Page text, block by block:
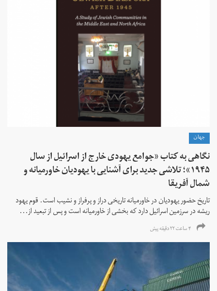
جهان
نگاهی به کتاب «جوامع یهودی خارج از اسرائیل از سال
۱۹۴۵»؛ تلاشی جدید برای آشنایی با یهودیان خاورمیانه و
شمال آفریقا
تاریخ حضور یهودیان در خاورمیانه تاریخی دراز و پرفراز و نشیب است. قوم یهود
ریشه در سرزمین اسرائیل دارد که بخشی از خاورمیانه است و پس از تبعید از...
۴ ساعت ۲۲ دقیقه پیش